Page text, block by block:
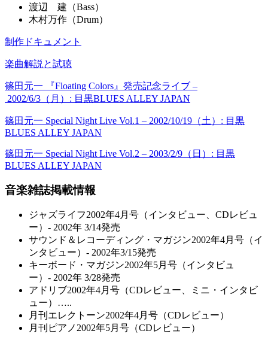
渡辺 建（Bass）
木村万作（Drum）
制作ドキュメント
楽曲解説と試聴
篠田元一 『Floating Colors』発売記念ライブ –
2002/6/3（月）: 目黒BLUES ALLEY JAPAN
篠田元一 Special Night Live Vol.1 – 2002/10/19（土）: 目黒
BLUES ALLEY JAPAN
篠田元一 Special Night Live Vol.2 – 2003/2/9（日）: 目黒
BLUES ALLEY JAPAN
音楽雑誌掲載情報
ジャズライフ2002年4月号（インタビュー、CDレビュ
ー）- 2002年 3/14発売
サウンド＆レコーディング・マガジン2002年4月号（イ
ンタビュー）- 2002年3/15発売
キーボード・マガジン2002年5月号（インタビュ
ー）- 2002年 3/28発売
アドリブ2002年4月号（CDレビュー、ミニ・インタビ
ュー）…..
月刊エレクトーン2002年4月号（CDレビュー）
月刊ピアノ2002年5月号（CDレビュー）